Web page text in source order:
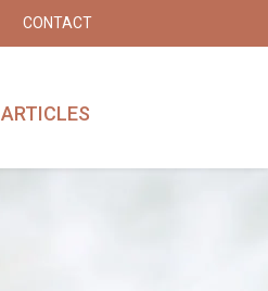
CONTACT
ARTICLES